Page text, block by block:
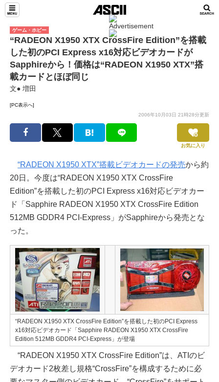
ゲーム・ホビー
“RADEON X1950 XTX CrossFire Edition”を搭載
した初のPCI Express x16対応ビデオカードが
Sapphireから！価格は“RADEON X1950 XTX”搭
載カードとほぼ同じ
文● 増田
[PC表示へ]
2006年10月03日 21時28分更新
お気に入り
“RADEON X1950 XTX”搭載ビデオカードの発売から約
20日。今度は“RADEON X1950 XTX CrossFire
Edition”を搭載した初のPCI Express x16対応ビデオカー
ド「Sapphire RADEON X1950 XTX CrossFire Edition
512MB GDDR4 PCI-Express」がSapphireから発売とな
った。
“RADEON X1950 XTX CrossFire Edition”を搭載した初のPCI Express
x16対応ビデオカード「Sapphire RADEON X1950 XTX CrossFire
Edition 512MB GDDR4 PCI-Express」が登場
“RADEON X1950 XTX CrossFire Edition”は、ATIのビ
デオカード2枚差し規格“CrossFire”を構成するために必